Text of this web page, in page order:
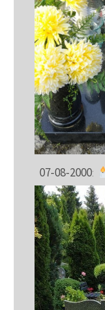
07-08-2000: